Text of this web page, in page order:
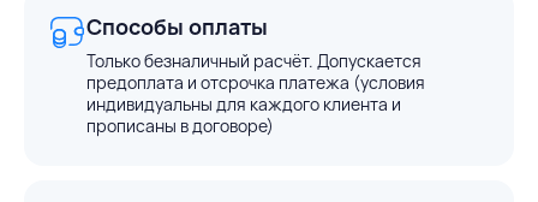
Способы оплаты
Только безналичный расчёт. Допускается
предоплата и отсрочка платежа (условия
индивидуальны для каждого клиента и
прописаны в договоре)